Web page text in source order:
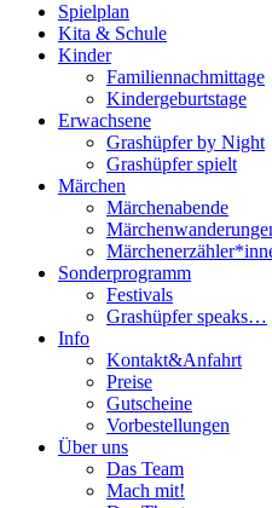
Spielplan
Kita & Schule
Kinder
Familiennachmittage
Kindergeburtstage
Erwachsene
Grashüpfer by Night
Grashüpfer spielt
Märchen
Märchenabende
Sonderprogramm
Festivals
Grashüpfer speaks…
Info
Kontakt&Anfahrt
Preise
Gutscheine
Vorbestellungen
Über uns
Das Team
Mach mit!